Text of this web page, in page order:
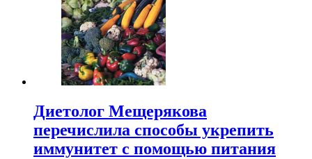
Диетолог Мещерякова
перечислила способы укрепить
иммунитет с помощью питания